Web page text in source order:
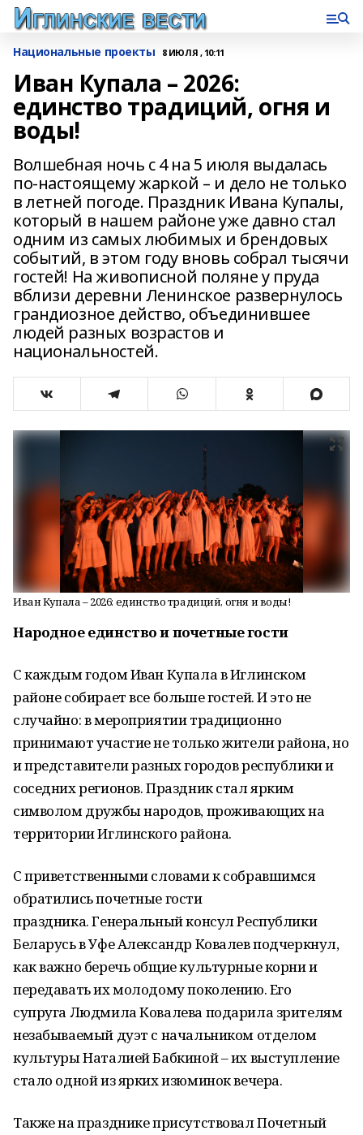
Национальные проекты 8 ИЮЛЯ , 10:11
Иван Купала – 2026:
единство традиций, огня и
воды!
Волшебная ночь с 4 на 5 июля выдалась
по-настоящему жаркой – и дело не только
в летней погоде. Праздник Ивана Купалы,
который в нашем районе уже давно стал
одним из самых любимых и брендовых
событий, в этом году вновь собрал тысячи
гостей! На живописной поляне у пруда
вблизи деревни Ленинское развернулось
грандиозное действо, объединившее
людей разных возрастов и
национальностей.
Иван Купала – 2026: единство традиций, огня и воды!
Народное единство и почетные гости
С каждым годом Иван Купала в Иглинском
районе собирает все больше гостей. И это не
случайно: в мероприятии традиционно
принимают участие не только жители района, но
и представители разных городов республики и
соседних регионов. Праздник стал ярким
символом дружбы народов, проживающих на
территории Иглинского района.
С приветственными словами к собравшимся
обратились почетные гости
праздника. Генеральный консул Республики
Беларусь в Уфе Александр Ковалев подчеркнул,
как важно беречь общие культурные корни и
передавать их молодому поколению. Его
супруга Людмила Ковалева подарила зрителям
незабываемый дуэт с начальником отделом
культуры Наталией Бабкиной – их выступление
стало одной из ярких изюминок вечера.
Также на празднике присутствовал Почетный